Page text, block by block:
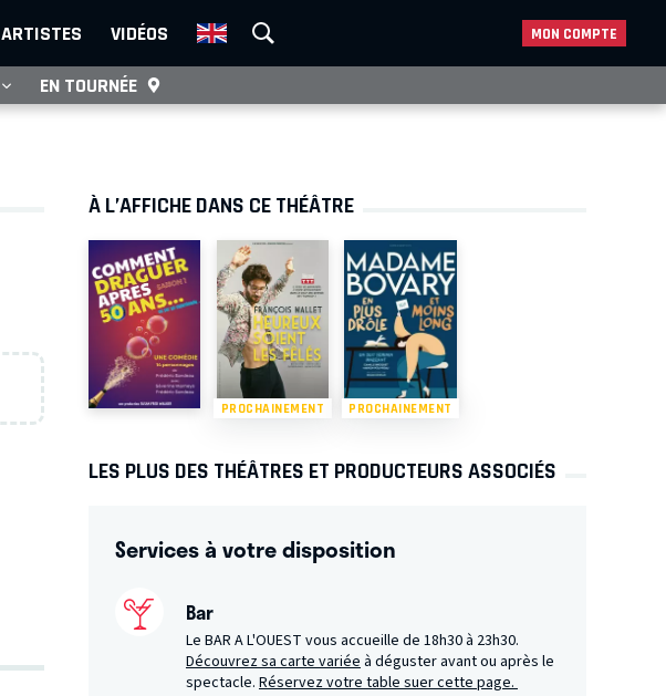
ARTISTES VIDÉOS MON COMPTE
EN TOURNÉE
À L’AFFICHE DANS CE THÉÂTRE
PROCHAINEMENT PROCHAINEMENT
LES PLUS DES THÉÂTRES ET PRODUCTEURS ASSOCIÉS
Services à votre disposition
Bar
Le BAR A L'OUEST vous accueille de 18h30 à 23h30.
Découvrez sa carte variéeà déguster avant ou après le
spectacle. Réservez votre table suer cette page.